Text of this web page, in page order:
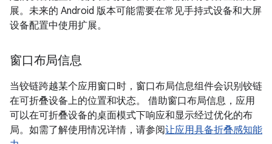
展。未来的 Android 版本可能需要在常见手持式设备和大屏
设备配置中使用扩展。
窗口布局信息
当铰链跨越某个应用窗口时，窗口布局信息组件会识别铰链
在可折叠设备上的位置和状态。 借助窗口布局信息，应用
可以在可折叠设备的桌面模式下响应和显示经过优化的布
局。如需了解使用情况详情，请参阅让应用具备折叠感知能